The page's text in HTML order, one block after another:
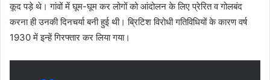
कूद पड़े थे। गांवों में घूम-घूम कर लोगों को आंदोलन के लिए प्रेरित व गोलबंद
करना ही उनकी दिनचर्या बनी हुई थी। ब्रिटिश विरोधी गतिविधियों के कारण वर्ष
1930 में इन्हें गिरफ्तार कर लिया गया।